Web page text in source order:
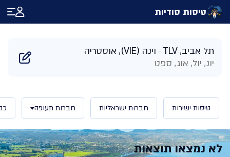
טיסות סודיות
תל אביב, TLV
וינה (VIE), אוסטריה
יונ, יול, אוג, ספט
טיסות ישירות חברות ישראליות חברות תעופה
לא נמצאו תוצאות